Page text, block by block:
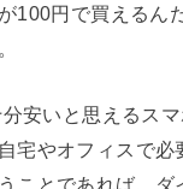
100円で買えるん
安いと思えるス
宅やオフィスで
ことであれば、ダ